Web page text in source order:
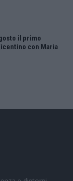
il primo
con Maria